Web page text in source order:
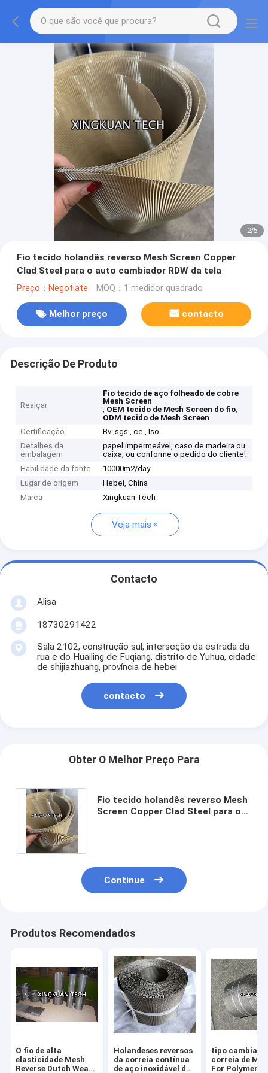
2/5
Fio tecido holandês reverso Mesh Screen Copper
Clad Steel para o auto cambiador RDW da tela
Preço：Negotiate MOQ：1 medidor quadrado
Melhor preço contacto
Descrição De Produto
Realçar
Fio tecido de aço folheado de cobre
Mesh Screen
, OEM tecido de Mesh Screen do fio,
ODM tecido de Mesh Screen
Certificação
Bv ,sgs , ce , Iso
Detalhes da
embalagem
papel impermeável, caso de madeira ou
caixa, ou conforme o pedido do cliente!
Habilidade da fonte
10000m2/day
Lugar de origem
Hebei, China
Marca
Xingkuan Tech
Veja mais
Contacto
Alisa
18730291422
Sala 2102, construção sul, interseção da estrada da
rua e do Huailing de Fuqiang, distrito de Yuhua, cidade
de shijiazhuang, província de hebei
contacto
Obter O Melhor Preço Para
Fio tecido holandês reverso Mesh
Screen Copper Clad Steel para o
Continue
Produtos Recomendados
O fio de alta
elasticidade Mesh
Reverse Dutch Weave
Holandeses reversos
da correia contínua
de aço inoxidável do
tipo
correia de
For Polymer